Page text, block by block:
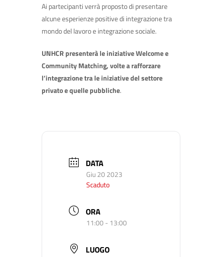
Ai partecipanti verrà proposto di presentare
alcune esperienze positive di integrazione tra
mondo del lavoro e integrazione sociale.
UNHCR presenterà le iniziative Welcome e
Community Matching, volte a rafforzare
l’integrazione tra le iniziative del settore
privato e quelle pubbliche.
DATA
Giu 20 2023
Scaduto
ORA
11:00 - 13:00
LUOGO